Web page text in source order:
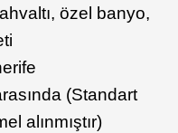
özel banyo,
(Standart
alınmıştır)